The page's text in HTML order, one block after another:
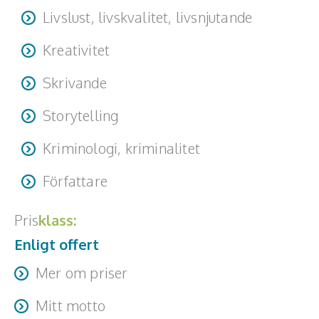
Livslust, livskvalitet, livsnjutande
Kreativitet
Skrivande
Storytelling
Kriminologi, kriminalitet
Författare
Prisklass:
Enligt offert
Mer om priser
25 000 kr (exklusive moms) för ett föredrag (max två
timmar) inom tio mils avstånd från Stockholm. Andra
Mitt motto